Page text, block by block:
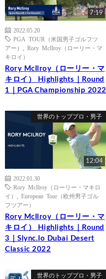
7:19
2022.05.20
PGA TOUR（米国男子ゴルフツ
アー）
Rory McIlroy（ローリー・マ
キロイ）
Rory McIlroy（ローリー・マ
キロイ） Highlights｜Round
1｜PGA Championship 2022
世界のトッププロ・男子
12:04
2022.01.30
Rory McIlroy（ローリー・マキロ
イ）
European Tour（欧州男子ゴル
フツアー）
Rory McIlroy（ローリー・マ
キロイ） Highlights｜Round
3｜Slync.Io Dubai Desert
Classic 2022
世界のトッププロ・男子